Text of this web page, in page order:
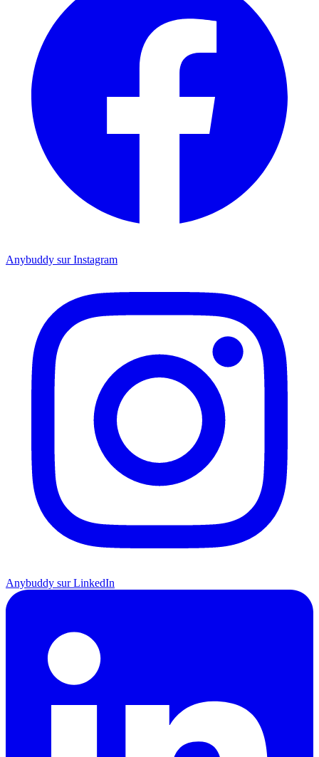
Anybuddy sur Instagram
Anybuddy sur LinkedIn